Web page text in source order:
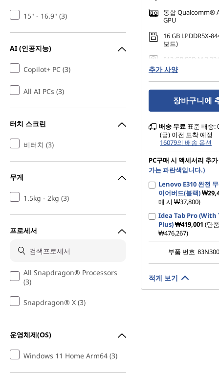
15" - 16.9" (3)
AI (인공지능)
Copilot+ PC (3)
All AI PCs (3)
터치 스크린
비터치 (3)
무게
1.5kg - 2kg (3)
프로세서
All Snapdragon® Processors
(3)
Snapdragon® X (3)
운영체제(OS)
Windows 11 Home Arm64 (3)
통합 Qualcomm®
GPU
16 GB LPDDR5X-
보드)
512 GB SSD M.2
Gen4 TLC
추가 사양
장바구니에
배송 무료 표준 배송:
(금) 이전 도착 예정
16079의 배송 옵션
PC구매 시 액세서리 추
가는 파란색입니다.)
Lenovo E310 완전
이어버드(블랙)
매 시 ₩37,800)
Idea Tab Pro (With
Plus)₩419,001 (단
₩476,267)
부품 번호
적게 보기